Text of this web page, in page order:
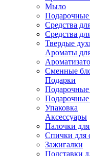
Мыло
Средства
Средства
Твердые
Ароматы
Сменные
Подарки
Упаковка
Аксессуары
Палочки
Спички для
Зажигалки
Подставки